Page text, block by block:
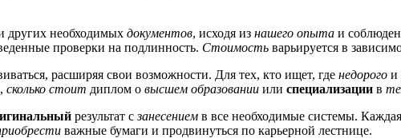
других необходимых документов, исходя из нашего опыта и
проверки на подлинность. Стоимость варьируется в
расширяя свои возможности. Для тех, кто ищет, где недорого и
сколько стоит диплом о высшем образовании или специализации в
результат сзанесением в все необходимые системы.
важные бумаги и продвинуться по карьерной лестнице.